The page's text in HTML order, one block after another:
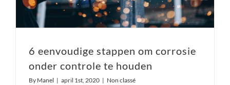
6 eenvoudige stappen om corrosie
onder controle te houden
By Manel | april 1st, 2020 | Non classé